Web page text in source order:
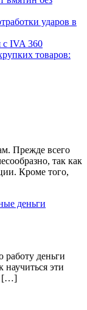
ударов в
с IVA 360
товаров:
Прежде всего
так как
Кроме того,
работу деньги
научиться эти
[…]